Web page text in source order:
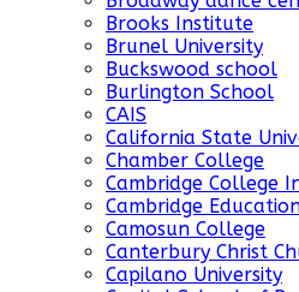
Brooks Institute
Brunel University
Buckswood school
Burlington School
CAIS
California State
Chamber College
Cambridge College
Cambridge
Camosun College
Canterbury Christ
Capilano University